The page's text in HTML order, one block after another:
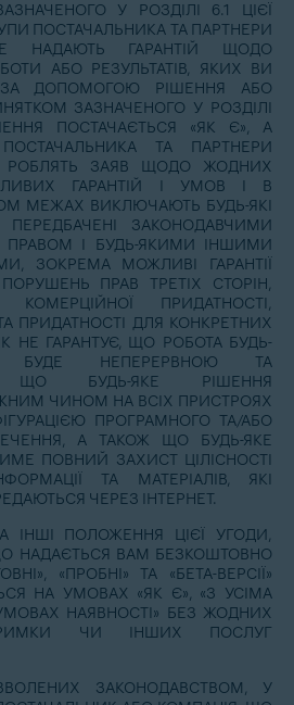
У РОЗДІЛІ 6.1 ЦІЄЇ
ПОСТАЧАЛЬНИКА ТА ПАРТНЕРИ
НАДАЮТЬ ГАРАНТІЙ ЩОДО
АБО РЕЗУЛЬТАТІВ, ЯКИХ ВИ
ДОПОМОГОЮ РІШЕННЯ АБО
ЗАЗНАЧЕНОГО У РОЗДІЛІ
ПОСТАЧАЄТЬСЯ «ЯК Є», А
ТА ПАРТНЕРИ
РОБЛЯТЬ ЗАЯВ ЩОДО ЖОДНИХ
ГАРАНТІЙ І УМОВ І В
МЕЖАХ ВИКЛЮЧАЮТЬ БУДЬ-ЯКІ
ПЕРЕДБАЧЕНІ ЗАКОНОДАВЧИМИ
ПРАВОМ І БУДЬ-ЯКИМИ ІНШИМИ
ЗОКРЕМА МОЖЛИВІ ГАРАНТІЇ
ПРАВ ТРЕТІХ СТОРІН,
КОМЕРЦІЙНОЇ ПРИДАТНОСТІ,
ПРИДАТНОСТІ ДЛЯ КОНКРЕТНИХ
НЕ ГАРАНТУЄ, ЩО РОБОТА БУДЬ-
БУДЕ НЕПЕРЕРВНОЮ ТА
ЩО БУДЬ-ЯКЕ РІШЕННЯ
ЧИНОМ НА ВСІХ ПРИСТРОЯХ
ПРОГРАМНОГО ТА/АБО
А ТАКОЖ ЩО БУДЬ-ЯКЕ
ПОВНИЙ ЗАХИСТ ЦІЛІСНОСТІ
ТА МАТЕРІАЛІВ, ЯКІ
ЧЕРЕЗ ІНТЕРНЕТ.
ІНШІ ПОЛОЖЕННЯ ЦІЄЇ УГОДИ,
НАДАЄТЬСЯ ВАМ БЕЗКОШТОВНО
«ПРОБНІ» ТА «БЕТА-ВЕРСІЇ»
НА УМОВАХ «ЯК Є», «З УСІМА
НАЯВНОСТІ» БЕЗ ЖОДНИХ
ЧИ ІНШИХ ПОСЛУГ
ЗАКОНОДАВСТВОМ, У